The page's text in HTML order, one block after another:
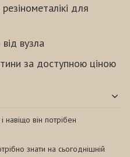
для
вузла
за доступною ціною
він потрібен
знати на сьогоднішній